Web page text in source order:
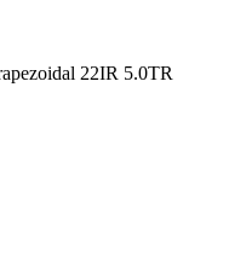
22IR 5.0TR